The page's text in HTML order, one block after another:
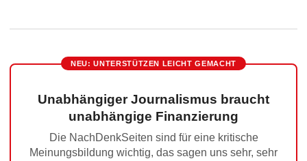
NEU: UNTERSTÜTZEN LEICHT GEMACHT
Unabhängiger Journalismus braucht
unabhängige Finanzierung
Die NachDenkSeiten sind für eine kritische
Meinungsbildung wichtig, das sagen uns sehr, sehr